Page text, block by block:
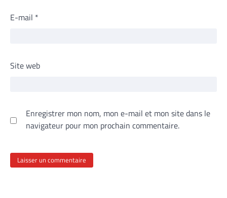
E-mail *
Site web
Enregistrer mon nom, mon e-mail et mon site dans le
navigateur pour mon prochain commentaire.